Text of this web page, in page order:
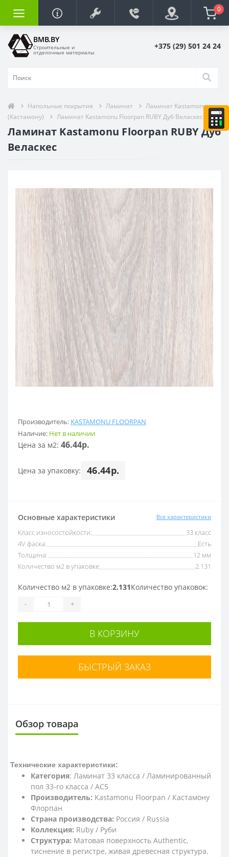
0
BMB.BY
Строительные и
отделочные материалы
+375 (29) 501 24 24
Напольные покрытия Ламинат
Ламинат Kastamonu
(Кастамону)
Ламинат Kastamonu Floorpan RUBY Дуб Веласкес
Ламинат Kastamonu Floorpan RUBY Дуб
Веласкес
Производитель: KASTAMONU FLOORPAN
Наличие: Нет в наличии
Цена за м2: 46.44р.
Цена за упаковку: 46.44р.
Основные характеристики Все характеристики
Класс износостойкости:
33 класс
4V фаска:
Есть
Толщина:
12 мм
Количество м2 в упаковке
2.131
Количество м2 в упаковке:2.131Количество упаковок:
- +
В КОРЗИНУ
БЫСТРЫЙ ЗАКАЗ
Обзор товара
Технические характеристики:
Категория: Ламинат 33 класса / Ламинированный
пол 33-го класса / AC5
Производитель: Kastamonu Floorpan / Кастамону
Флорпан
Страна производства: Россия / Russia
Коллекция: Ruby / Руби
Структура: Матовая поверхность Authentic,
тиснение в регистре, живая древесная структура.